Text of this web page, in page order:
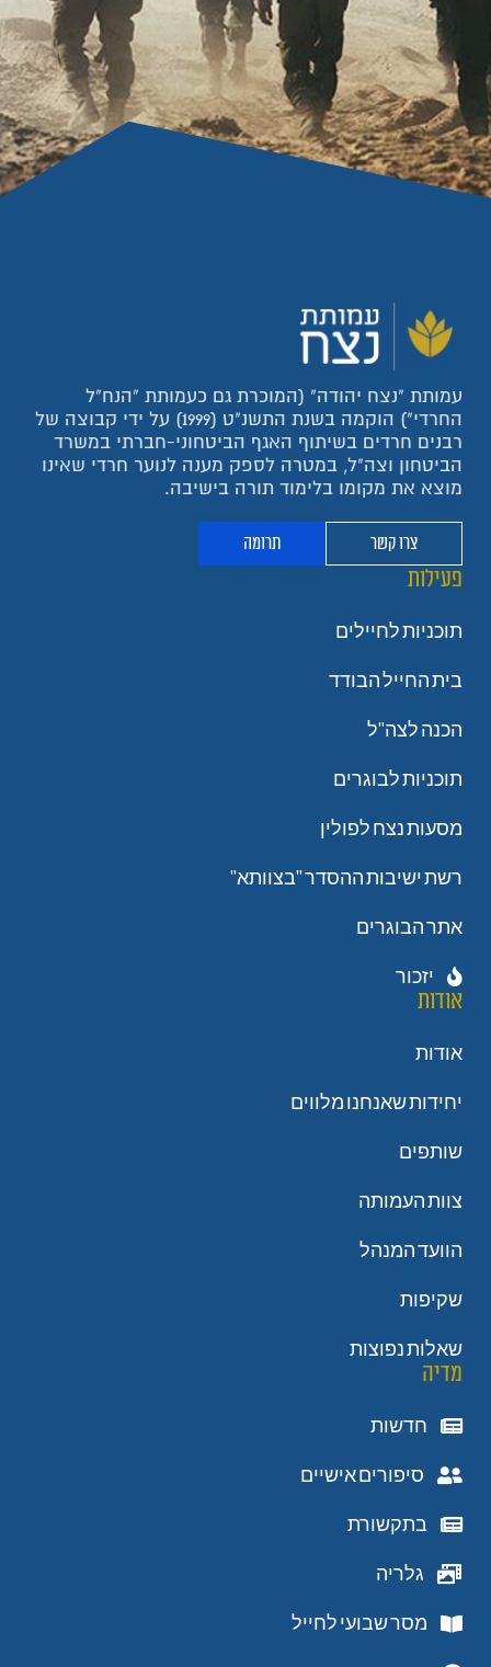
עמותת "נצח יהודה" (המוכרת גם כעמותת "הנח"ל
החרדי") הוקמה בשנת התשנ"ט (1999) על ידי קבוצה של
רבנים חרדים בשיתוף האגף הביטחוני-חברתי במשרד
הביטחון וצה"ל, במטרה לספק מענה לנוער חרדי שאינו
מוצא את מקומו בלימוד תורה בישיבה.
צרו קשר תרומה
פעילות
תוכניות לחיילים
בית החייל הבודד
הכנה לצה"ל
תוכניות לבוגרים
מסעות נצח לפולין
רשת ישיבות ההסדר "בצוותא"
אתר הבוגרים
יזכור
אודות
אודות
יחידות שאנחנו מלווים
שותפים
צוות העמותה
הוועד המנהל
שקיפות
שאלות נפוצות
מדיה
חדשות
סיפורים אישיים
בתקשורת
גלריה
מסר שבועי לחייל